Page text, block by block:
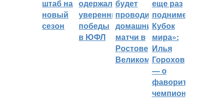
штаб на
новый
сезон
одержали
уверенные
победы
в ЮФЛ
будет
проводить
домашние
матчи в
Ростове
Великом
еще раз
поднимет
Кубок
мира»:
Илья
Горохов
— о
фаворитах
чемпионата